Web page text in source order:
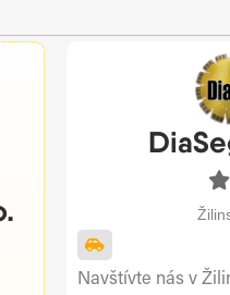
Navštívte nás v